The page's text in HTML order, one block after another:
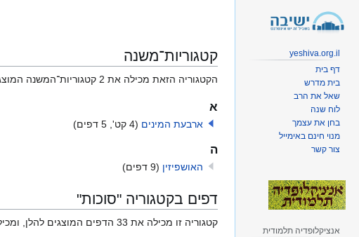
קטגוריות־משנה
הקטגוריה הזאת מכילה את 2 קטגוריות־המשנה המוצגות להלן, ומכילה בסך־הכול 2 קטגוריות־משנה.
א
ארבעת המינים (4 קט', 5 דפים)
ה
האושפיזין (9 דפים)
דפים בקטגוריה "סוכות"
קטגוריה זו מכילה את 33 הדפים המוצגים להלן, ומכילה בסך־הכול 33 דפים.
yeshiva.org.il
דף בית
בית מדרש
שאל את הרב
לוח שנה
בחן את עצמך
מנוי חינם באימייל
צור קשר
אנציקלופדיה תלמודית